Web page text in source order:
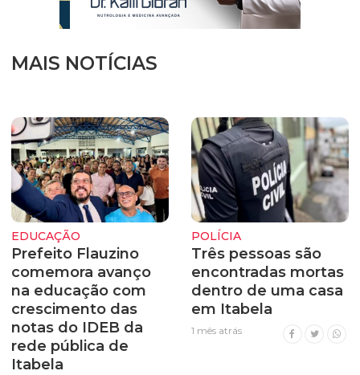
MAIS NOTÍCIAS
EDUCAÇÃO
Prefeito Flauzino
comemora avanço
na educação com
crescimento das
notas do IDEB da
rede pública de
Itabela
POLÍCIA
Três pessoas são
encontradas mortas
dentro de uma casa
em Itabela
1 mês atrás